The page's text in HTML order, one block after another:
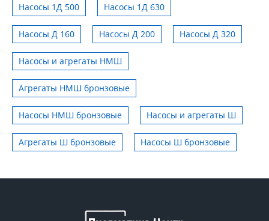
Насосы 1Д 500 Насосы 1Д 630
Насосы Д 160 Насосы Д 200 Насосы Д 320
Насосы и агрегаты НМШ
Агрегаты НМШ бронзовые
Насосы НМШ бронзовые Насосы и агрегаты Ш
Агрегаты Ш бронзовые Насосы Ш бронзовые